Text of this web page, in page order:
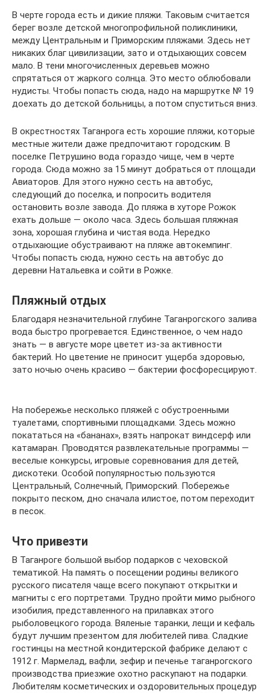
В черте города есть и дикие пляжи. Таковым считается
берег возле детской многопрофильной поликлиники,
между Центральным и Приморским пляжами. Здесь нет
никаких благ цивилизации, зато и отдыхающих совсем
мало. В тени многочисленных деревьев можно
спрятаться от жаркого солнца. Это место облюбовали
нудисты. Чтобы попасть сюда, надо на маршрутке № 19
доехать до детской больницы, а потом спуститься вниз.
В окрестностях Таганрога есть хорошие пляжи, которые
местные жители даже предпочитают городским. В
поселке Петрушино вода гораздо чище, чем в черте
города. Сюда можно за 15 минут добраться от площади
Авиаторов. Для этого нужно сесть на автобус,
следующий до поселка, и попросить водителя
остановить возле завода. До пляжа в хуторе Рожок
ехать дольше — около часа. Здесь большая пляжная
зона, хорошая глубина и чистая вода. Нередко
отдыхающие обустраивают на пляже автокемпинг.
Чтобы попасть сюда, нужно сесть на автобус до
деревни Натальевка и сойти в Рожке.
Пляжный отдых
Благодаря незначительной глубине Таганрогского залива
вода быстро прогревается. Единственное, о чем надо
знать — в августе море цветет из-за активности
бактерий. Но цветение не приносит ущерба здоровью,
зато ночью очень красиво — бактерии фосфоресцируют.
На побережье несколько пляжей с обустроенными
туалетами, спортивными площадками. Здесь можно
покататься на «бананах», взять напрокат виндсерф или
катамаран. Проводятся развлекательные программы —
веселые конкурсы, игровые соревнования для детей,
дискотеки. Особой популярностью пользуются
Центральный, Солнечный, Приморский. Побережье
покрыто песком, дно сначала илистое, потом переходит
в песок.
Что привезти
В Таганроге большой выбор подарков с чеховской
тематикой. На память о посещении родины великого
русского писателя чаще всего покупают открытки и
магниты с его портретами. Трудно пройти мимо рыбного
изобилия, представленного на прилавках этого
рыболовецкого города. Вяленые таранки, лещи и кефаль
будут лучшим презентом для любителей пива. Сладкие
гостинцы на местной кондитерской фабрике делают с
1912 г. Мармелад, вафли, зефир и печенье таганрогского
производства приезжие охотно раскупают на подарки.
Любителям косметических и оздоровительных процедур